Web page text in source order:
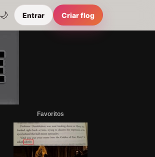
🌙 Entrar Criar flog
Favoritos